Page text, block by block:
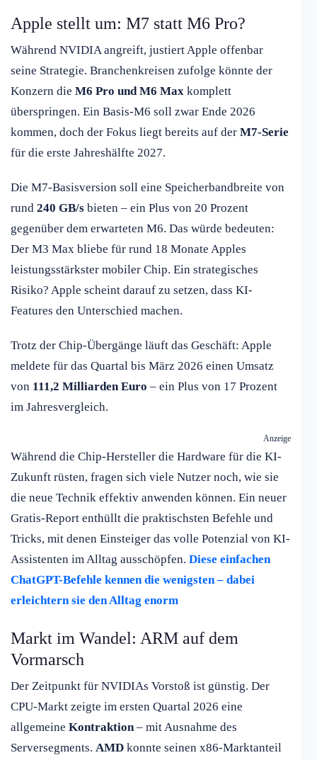
Apple stellt um: M7 statt M6 Pro?
Während NVIDIA angreift, justiert Apple offenbar
seine Strategie. Branchenkreisen zufolge könnte der
Konzern die M6 Pro und M6 Max komplett
überspringen. Ein Basis-M6 soll zwar Ende 2026
kommen, doch der Fokus liegt bereits auf der M7-Serie
für die erste Jahreshälfte 2027.
Die M7-Basisversion soll eine Speicherbandbreite von
rund 240 GB/s bieten – ein Plus von 20 Prozent
gegenüber dem erwarteten M6. Das würde bedeuten:
Der M3 Max bliebe für rund 18 Monate Apples
leistungsstärkster mobiler Chip. Ein strategisches
Risiko? Apple scheint darauf zu setzen, dass KI-
Features den Unterschied machen.
Trotz der Chip-Übergänge läuft das Geschäft: Apple
meldete für das Quartal bis März 2026 einen Umsatz
von 111,2 Milliarden Euro – ein Plus von 17 Prozent
im Jahresvergleich.
Anzeige
Während die Chip-Hersteller die Hardware für die KI-
Zukunft rüsten, fragen sich viele Nutzer noch, wie sie
die neue Technik effektiv anwenden können. Ein neuer
Gratis-Report enthüllt die praktischsten Befehle und
Tricks, mit denen Einsteiger das volle Potenzial von KI-
Assistenten im Alltag ausschöpfen. Diese einfachen
ChatGPT-Befehle kennen die wenigsten – dabei
erleichtern sie den Alltag enorm
Markt im Wandel: ARM auf dem
Vormarsch
Der Zeitpunkt für NVIDIAs Vorstoß ist günstig. Der
CPU-Markt zeigte im ersten Quartal 2026 eine
allgemeine Kontraktion– mit Ausnahme des
Serversegments. AMD konnte seinen x86-Marktanteil